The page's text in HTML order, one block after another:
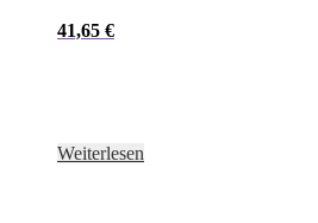
41,65 €
Weiterlesen